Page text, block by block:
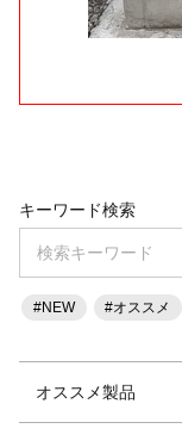
キーワード検索
#NEW #オススメ
オススメ製品